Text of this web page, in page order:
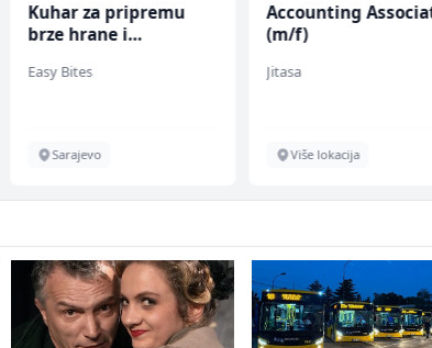
Kuhar za pripremu
brze hrane i
ž)
Easy Bites
Sarajevo
Accounting
(m/f)
Jitasa
Više lokacija